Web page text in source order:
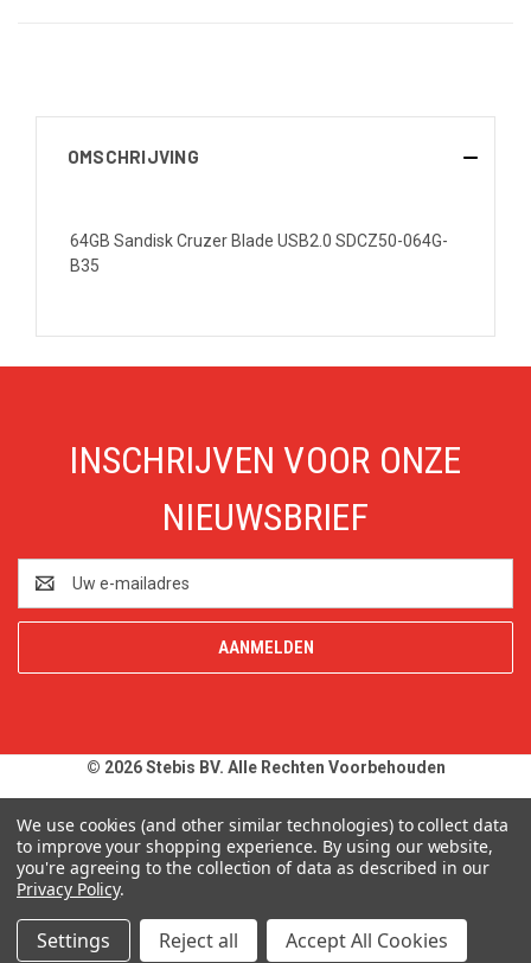
OMSCHRIJVING
64GB Sandisk Cruzer Blade USB2.0 SDCZ50-064G-
B35
INSCHRIJVEN VOOR ONZE
NIEUWSBRIEF
mailadres
© 2026 Stebis BV. Alle Rechten Voorbehouden
Alle prijzen en specificaties zijn onder voorbehoud, exclusief BTW,
zolang de voorraad strekt. Afbeeldingen van producten kunnen
afwijken van de werkelijkheid. Op al onze aanbiedingen en
leveringen zijn onze
toepassing. Wij wijzen u uitdrukkelijk op onzePrivacy Policy
Typefouten alsmede prijswijzigingen uitdrukkelijk voorbehouden.
We use cookies (and other similar technologies) to collect data
to improve your shopping experience. By using our website,
you're agreeing to the collection of data as described in our
Privacy Policy.
Settings Reject all Accept All Cookies